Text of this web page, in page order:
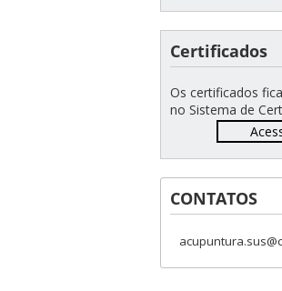
Certificados
Os certificados
no Sistema de
CONTATOS